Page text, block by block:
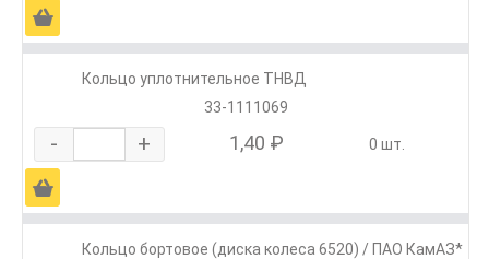
Ä
Кольцо уплотнительное ТНВД
33-1111069
- + 1,40 ₽ 0 шт.
Ä
Кольцо бортовое (диска колеса 6520) / ПАО КамАЗ*